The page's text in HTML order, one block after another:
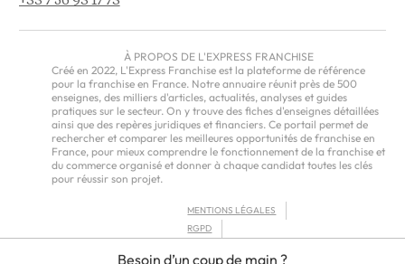
Besoin d’un coup de main ?
À PROPOS DE L'EXPRESS FRANCHISE
Créé en 2022, L'Express Franchise est la plateforme de référence
pour la franchise en France. Notre annuaire réunit près de 500
enseignes, des milliers d'articles, actualités, analyses et guides
pratiques sur le secteur. On y trouve des fiches d'enseignes détaillées
ainsi que des repères juridiques et financiers. Ce portail permet de
rechercher et comparer les meilleures opportunités de franchise en
France, pour mieux comprendre le fonctionnement de la franchise et
du commerce organisé et donner à chaque candidat toutes les clés
pour réussir son projet.
MENTIONS LÉGALES
RGPD